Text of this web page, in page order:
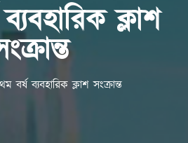
ক্লাশ
বর্ষ ব্যবহারিক ক্লাশ সংক্রান্ত